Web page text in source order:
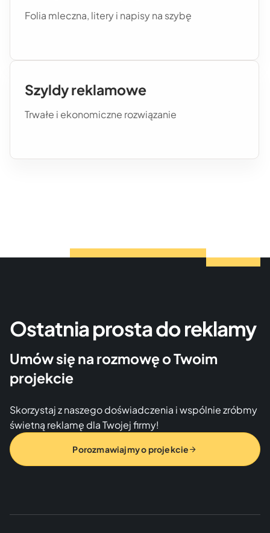
Folia mleczna, litery i napisy na szybę
Szyldy reklamowe
Trwałe i ekonomiczne rozwiązanie
Ostatnia prosta do reklamy
Umów się na rozmowę o Twoim
projekcie
Skorzystaj z naszego doświadczenia i wspólnie zróbmy
świetną reklamę dla Twojej firmy!
Porozmawiajmy o projekcie